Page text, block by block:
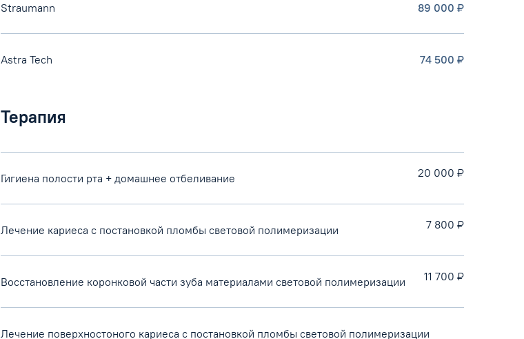
Straumann 89 000 ₽
Astra Tech 74 500 ₽
Терапия
Гигиена полости рта + домашнее отбеливание 20 000 ₽
Лечение кариеса с постановкой пломбы световой полимеризации 7 800 ₽
Восстановление коронковой части зуба материалами световой полимеризации 11 700 ₽
Лечение поверхностоного кариеса с постановкой пломбы световой полимеризации